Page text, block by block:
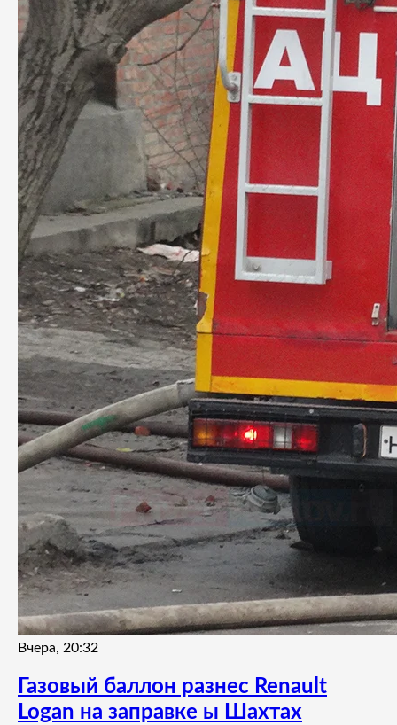
Вчера, 20:32
Газовый баллон разнес Renault
Logan на заправке ы Шахтах